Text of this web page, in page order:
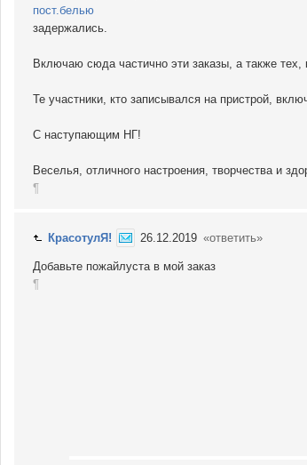
пост.белью
задержались.
Включаю сюда частично эти заказы, а также
Те участники, кто записывался на пристрой,
С наступающим НГ!
Веселья, отличного настроения, творчества и
¶
КрасотулЯ! 26.12.2019 «ответить»
Добавьте пожайлуста в мой заказ
¶